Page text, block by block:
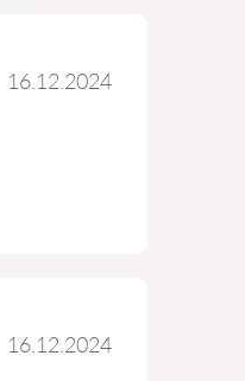
16.12.2024
16.12.2024